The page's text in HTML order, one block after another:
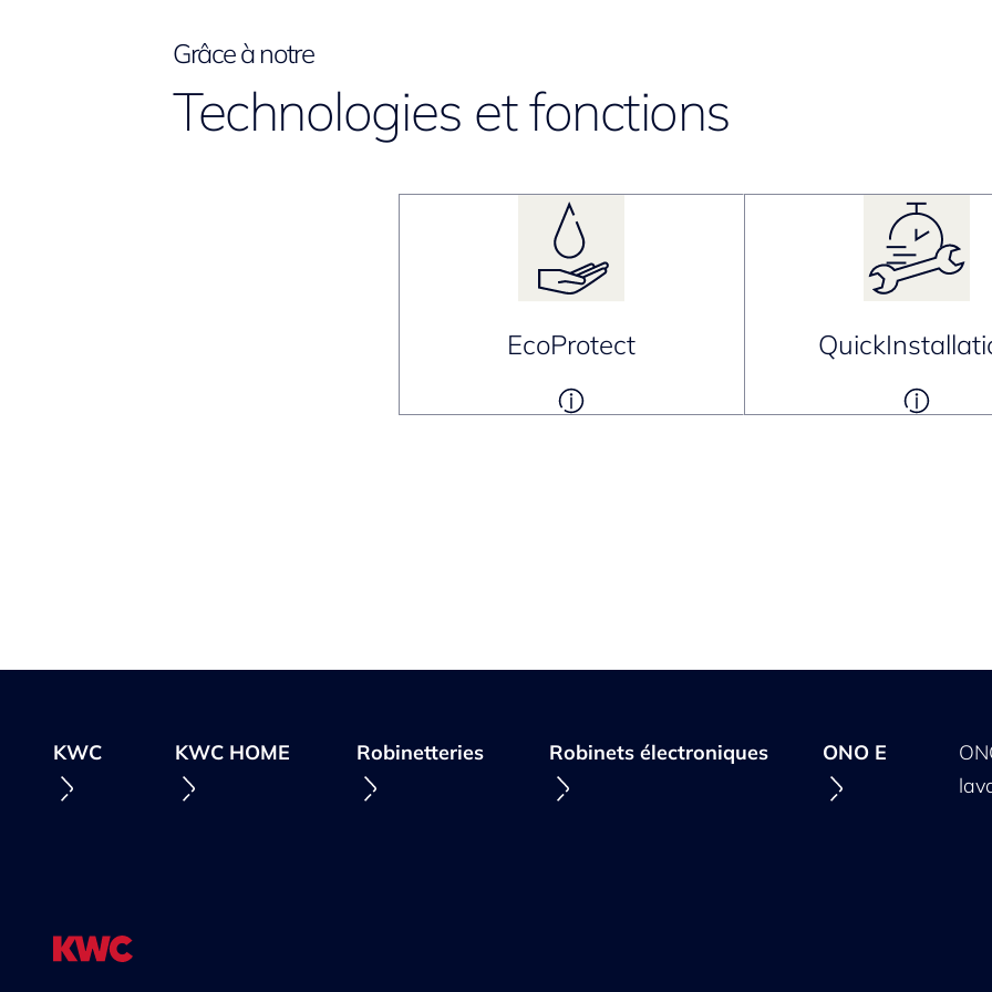
Grâce à notre
Technologies et fonctions
EcoProtect
KWC KWC HOME Robinetteries Robinets électroniques ONO E